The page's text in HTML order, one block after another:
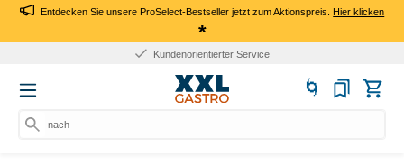
Entdecken Sie unsere ProSelect-Bestseller jetzt zum Aktionspreis.Hier klicken
*
Kundenorientierter Service
nach P